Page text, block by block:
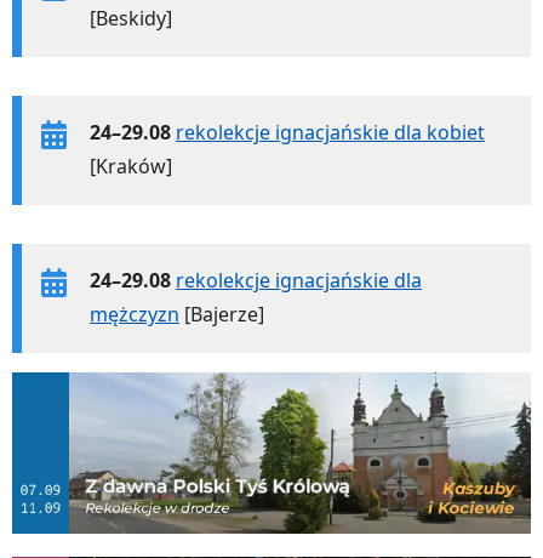
[Beskidy]
24–29.08 rekolekcje ignacjańskie dla kobiet
[Kraków]
24–29.08 rekolekcje ignacjańskie dla
mężczyzn [Bajerze]